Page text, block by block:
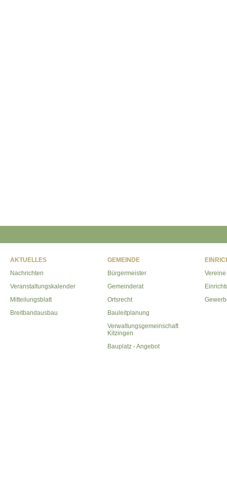
AKTUELLES
Nachrichten
Veranstaltungskalender
Mitteilungsblatt
Breitbandausbau
GEMEINDE
Bürgermeister
Gemeinderat
Ortsrecht
Bauleitplanung
Verwaltungsgemeinschaft
Kitzingen
Bauplatz - Angebot